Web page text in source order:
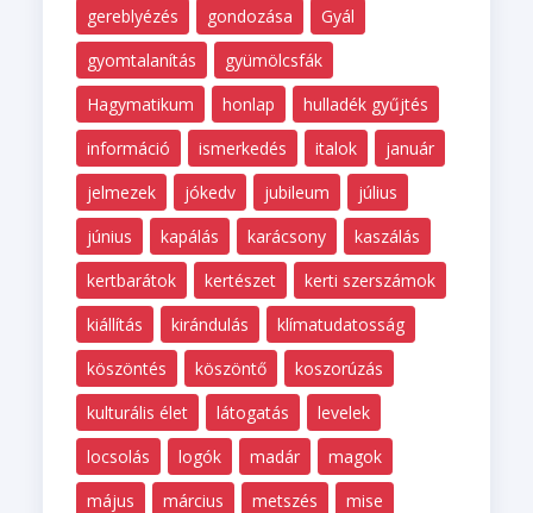
gereblyézés
gondozása
Gyál
gyomtalanítás
gyümölcsfák
Hagymatikum
honlap
hulladék gyűjtés
információ
ismerkedés italok
január
jelmezek
jókedv jubileum
július
június
kapálás karácsony
kaszálás
kertbarátok
kertészet
kerti szerszámok
kiállítás
kirándulás
klímatudatosság
köszöntés
köszöntő
koszorúzás
kulturális élet
látogatás
levelek
locsolás
logók madár
magok
május
március metszés
mise